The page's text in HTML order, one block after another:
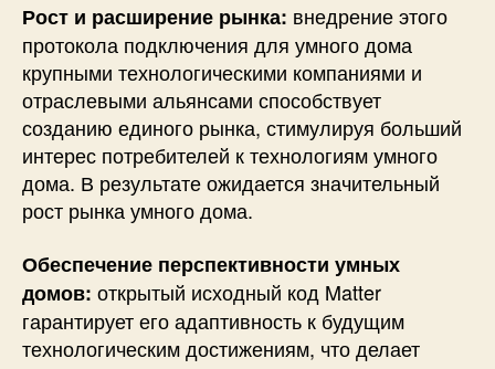
Рост и расширение рынка: внедрение этого
протокола подключения для умного дома
крупными технологическими компаниями и
отраслевыми альянсами способствует
созданию единого рынка, стимулируя больший
интерес потребителей к технологиям умного
дома. В результате ожидается значительный
рост рынка умного дома.
Обеспечение перспективности умных
домов: открытый исходный код Matter
гарантирует его адаптивность к будущим
технологическим достижениям, что делает